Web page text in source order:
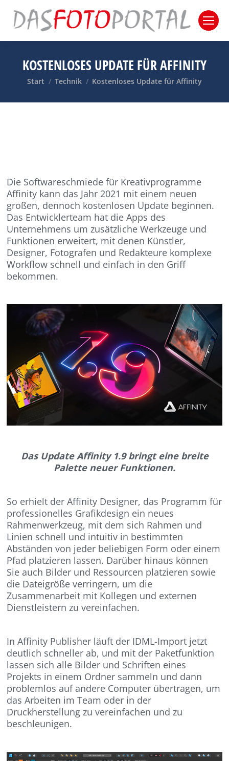
KOSTENLOSES UPDATE FÜR AFFINITY
Sie befinden sich hier:
Start Technik Kostenloses Update für Affinity
Die Softwareschmiede für Kreativprogramme
Affinity kann das Jahr 2021 mit einem neuen
großen, dennoch kostenlosen Update beginnen.
Das Entwicklerteam hat die Apps des
Unternehmens um zusätzliche Werkzeuge und
Funktionen erweitert, mit denen Künstler,
Designer, Fotografen und Redakteure komplexe
Workflow schnell und einfach in den Griff
bekommen.
Das Update Affinity 1.9 bringt eine breite
Palette neuer Funktionen.
So erhielt der Affinity Designer, das Programm für
professionelles Grafikdesign ein neues
Rahmenwerkzeug, mit dem sich Rahmen und
Linien schnell und intuitiv in bestimmten
Abständen von jeder beliebigen Form oder einem
Pfad platzieren lassen. Darüber hinaus können
Sie auch Bilder und Ressourcen platzieren sowie
die Dateigröße verringern, um die
Zusammenarbeit mit Kollegen und externen
Dienstleistern zu vereinfachen.
In Affinity Publisher läuft der IDML-Import jetzt
deutlich schneller ab, und mit der Paketfunktion
lassen sich alle Bilder und Schriften eines
Projekts in einem Ordner sammeln und dann
problemlos auf andere Computer übertragen, um
das Arbeiten im Team oder in der
Druckherstellung zu vereinfachen und zu
beschleunigen.